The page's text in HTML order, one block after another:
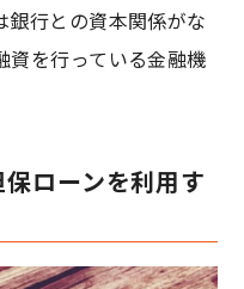
行との資本関係がな
資を行っている金融機
ローンを利用す